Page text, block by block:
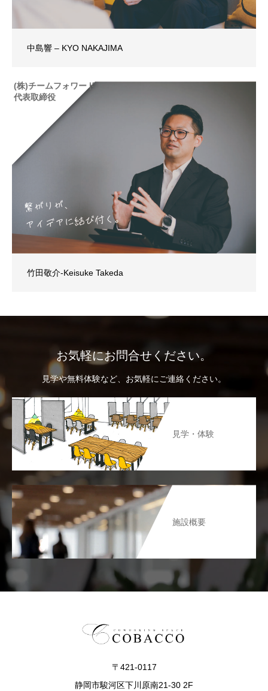
中島響 – KYO NAKAJIMA
(株)チームフォワード
代表取締役
竹田敬介-Keisuke Takeda
お気軽にお問合せください。
見学や無料体験など、お気軽にご連絡ください。
見学・体験
施設概要
〒421-0117
静岡市駿河区下川原南21-30 2F